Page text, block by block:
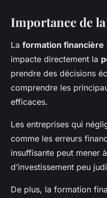
Importance de
La formation financière
impacte directement la
prendre des décisions
comprendre les
efficaces.
Les entreprises qui
comme les erreurs
insuffisante peut mener
d’investissement peu
De plus, la formation